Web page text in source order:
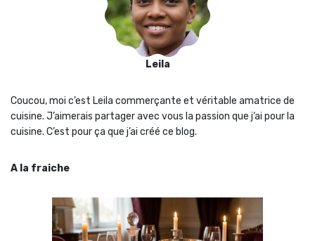
Leila
Coucou, moi c’est Leila commerçante et véritable amatrice de
cuisine. J’aimerais partager avec vous la passion que j‘ai pour la
cuisine. C’est pour ça que j’ai créé ce blog.
A la fraiche